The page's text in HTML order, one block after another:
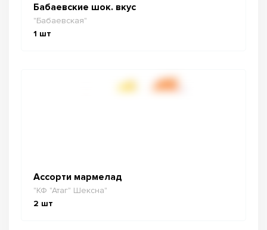
Бабаевские шок. вкус
"Бабаевская"
1 шт
Ассорти мармелад
"КФ "Атаг" Шексна"
2 шт